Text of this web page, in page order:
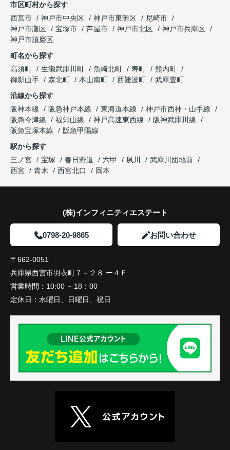
趣味を楽しむ時間が増えました。
これからの暮らしを前向きに考えられるようにな
り、住み替えを決断して本当に良かったと思ってい
ます。
「立地も良く、長期保有したい物件です。」
と話され、このビルを大切に運営してくださること
になりました。
長年守ってきた資産を安心して引き継ぐことがで
き、家族全員が納得できる売却となりました。
「レ・ジェイド西宮北口」の査定だけでなく、新居
購入とのタイミングや資金計画についても丁寧に説
明してくださいました。
販売活動では、西宮北口駅へのアクセス、阪急西宮
ガーデンズ、教育施設、商業施設など、このエリア
した。
購入されたご家族は、
と大変喜ばれ、この住まいを選ばれました。
住み替え後は家族それぞれの通勤・通学時間が短く
家族全員にとって、将来を見据えた良い選択だった
市区町村から探す
西宮市
神戸市中央区 神戸市東灘区
尼崎市
神戸市灘区
宝塚市 芦屋市 神戸市北区
神戸市兵庫区
神戸市須磨区
町名から探す
高須町
生瀬武庫川町 魚崎北町 寿町
熊内町
御影山手
森北町 本山南町 西難波町
武庫豊町
沿線から探す
阪神本線
阪急神戸本線 東海道本線
神戸市西神・山手線
阪急今津線
福知山線 神戸高速東西線
阪神武庫川線
阪急宝塚本線
阪急甲陽線
駅から探す
三ノ宮
宝塚 春日野道 六甲 夙川
武庫川団地前
西宮
青木 西宮北口 岡本
(株)インフィニティエステート
0798-20-9865 お問い合わせ
〒662-0051
兵庫県西宮市羽衣町７－２８ ー４Ｆ
営業時間： 10:00 ～18：00
定休日： 水曜日、日曜日、祝日